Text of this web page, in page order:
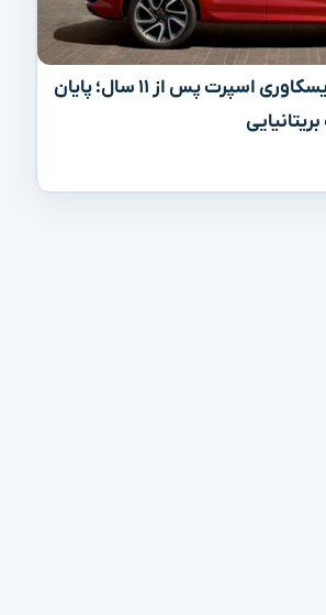
توقف تولید لندروور دیسکاوری اسپرت پس از ۱۱ سال؛ پایان